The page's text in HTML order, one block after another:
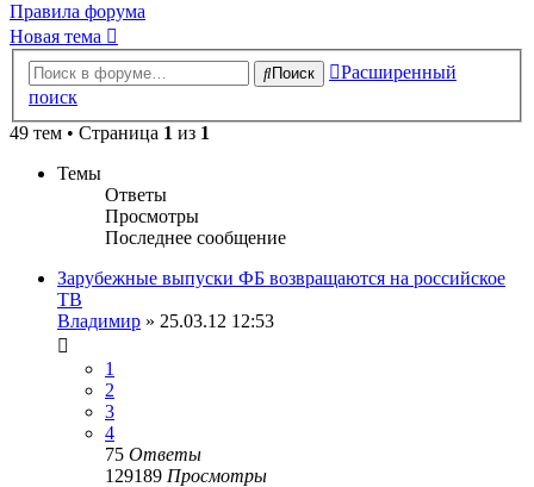
Правила форума
Новая тема
Поиск
Расширенный
поиск
49 тем • Страница 1 из 1
Темы
Ответы
Просмотры
Последнее сообщение
Зарубежные выпуски ФБ возвращаются на российское
ТВ
Владимир » 25.03.12 12:53
1
2
3
4
75 Ответы
129189 Просмотры